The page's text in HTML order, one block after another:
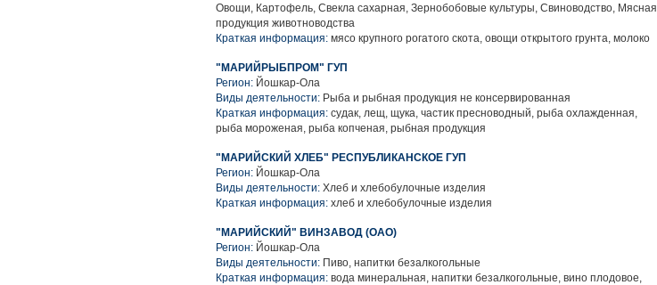
Овощи, Картофель, Свекла сахарная, Зернобобовые культуры, Свиноводство, Мясная
продукция животноводства
Краткая информация: мясо крупного рогатого скота, овощи открытого грунта, молоко
"МАРИЙРЫБПРОМ" ГУП
Регион: Йошкар-Ола
Виды деятельности: Рыба и рыбная продукция не консервированная
Краткая информация: судак, лещ, щука, частик пресноводный, рыба охлажденная,
рыба мороженая, рыба копченая, рыбная продукция
"МАРИЙСКИЙ ХЛЕБ" РЕСПУБЛИКАНСКОЕ ГУП
Регион: Йошкар-Ола
Виды деятельности: Хлеб и хлебобулочные изделия
Краткая информация: хлеб и хлебобулочные изделия
"МАРИЙСКИЙ" ВИНЗАВОД (ОАО)
Регион: Йошкар-Ола
Виды деятельности: Пиво, напитки безалкогольные
Краткая информация: вода минеральная, напитки безалкогольные, вино плодовое,